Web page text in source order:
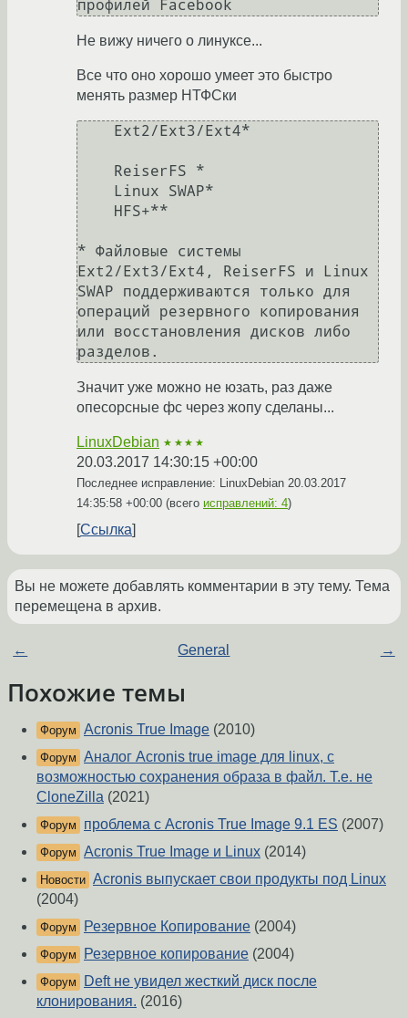
Не вижу ничего о линуксе...
Все что оно хорошо умеет это быстро
менять размер НТФСки
* Файловые системы
Ext2/Ext3/Ext4, ReiserFS и Linux
SWAP поддерживаются только для
операций резервного копирования
или восстановления дисков либо
Значит уже можно не юзать, раз даже
опесорсные фс через жопу сделаны...
LinuxDebian ★★★★
20.03.2017 14:30:15 +00:00
Последнее исправление: LinuxDebian 20.03.2017
14:35:58 +00:00 (всего исправлений: 4)
Ссылка
Вы не можете добавлять комментарии в эту тему. Тема
перемещена в архив.
← General →
Похожие темы
Форум Acronis True Image (2010)
Форум Аналог Acronis true image для linux, с
возможностью сохранения образа в файл. Т.е. не
CloneZilla (2021)
Форум проблема с Acronis True Image 9.1 ES (2007)
Форум Acronis True Image и Linux (2014)
Новости Acronis выпускает свои продукты под Linux
(2004)
Форум Резервное Копирование (2004)
Форум Резервное копирование (2004)
Форум
Deft не увидел жесткий диск после
клонирования. (2016)